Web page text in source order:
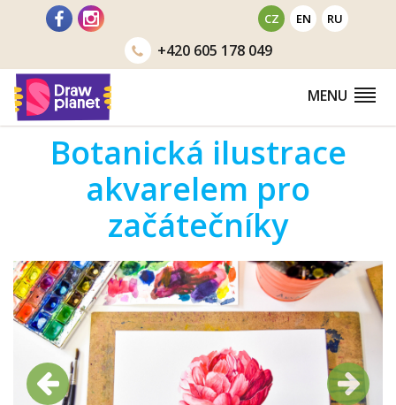
CZ EN RU
+420605 178 049
MENU
Botanická ilustrace
akvarelem pro
začátečníky
Předchozí
Předchozí
Další
Další